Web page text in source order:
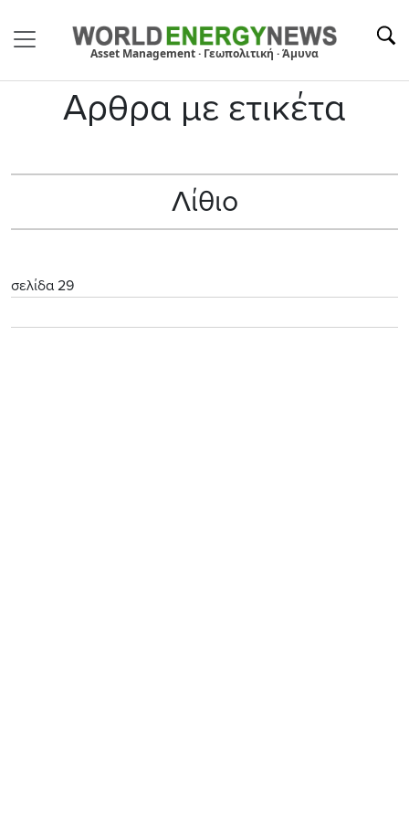
Asset Management · Γεωπολιτική · Άμυνα
Αρθρα με ετικέτα
Λίθιο
σελίδα 29